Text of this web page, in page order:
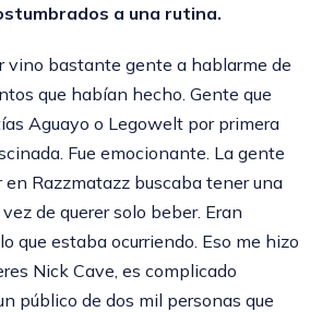
a una rutina.
bastante gente a hablarme de
que habían hecho. Gente que
Aguayo o Legowelt por primera
Fue emocionante. La gente
en Razzmatazz buscaba tener una
de querer solo beber. Eran
que estaba ocurriendo. Eso me hizo
Nick Cave, es complicado
público de dos mil personas que